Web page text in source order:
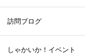
訪問ブログ
しゃかいか！イベント